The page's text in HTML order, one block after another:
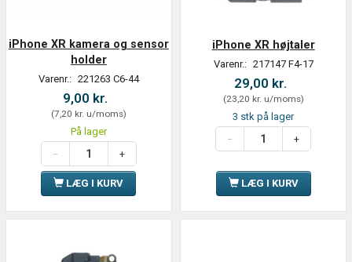
iPhone XR kamera og sensor
holder
Varenr.: 221263 C6-44
9,00 kr.
(7,20 kr. u/moms)
På lager
LÆG I KURV
iPhone XR højtaler
Varenr.: 217147 F4-17
29,00 kr.
(23,20 kr. u/moms)
3 stk på lager
LÆG I KURV